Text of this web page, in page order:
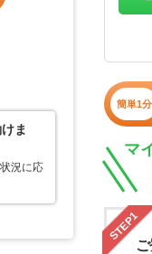
ま
況に応
簡単1分
マ
STEP1